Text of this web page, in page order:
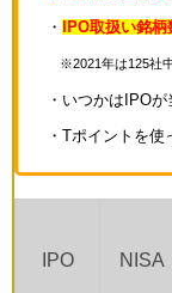
・ IPO取扱い銘
※2021年は125社
・いつかはIPO
・Tポイントを使
IPO NISA